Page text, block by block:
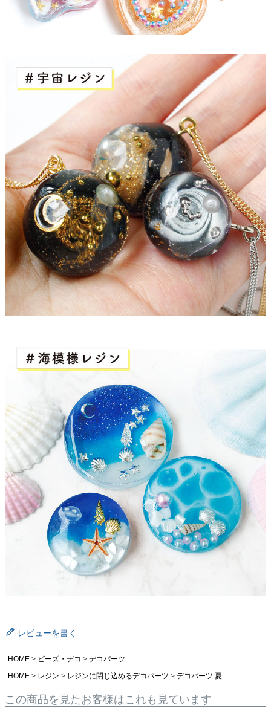
レビューを書く
HOME ビーズ・デコ
デコパーツ
HOME
レジン レジンに閉じ込めるデコパーツ デコパーツ 夏
この商品を見たお客様はこれも見ています